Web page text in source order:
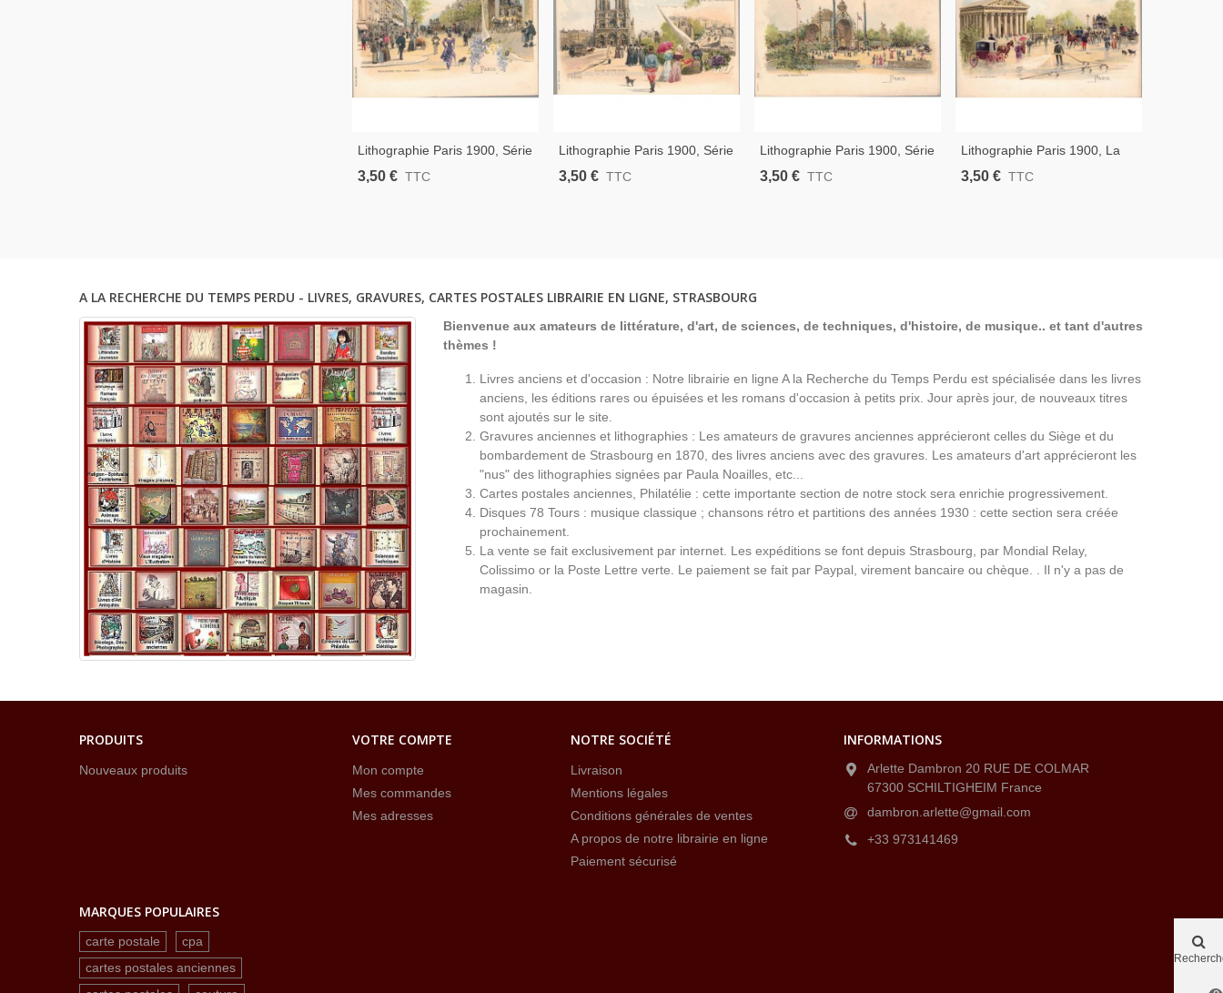
Lithographie Paris 1900, Série
535 N°23, Boulevard Des
3,50 € TTC
Lithographie Paris 1900, Série
535 N°25, Quai De
3,50 € TTC
Lithographie Paris 1900, Série
N°8, Exposition Universelle
3,50 € TTC
Lithographie Paris 1900, La
Madeleine - Place De La
3,50 € TTC
A LA RECHERCHE DU TEMPS PERDU - LIVRES, GRAVURES, CARTES POSTALES LIBRAIRIE EN LIGNE, STRASBOURG
Bienvenue aux amateurs de littérature, d'art, de sciences, de techniques, d'histoire, de musique.. et tant d'autres
thèmes !
Livres anciens et d'occasion : Notre librairie en ligne A la Recherche du Temps Perdu est spécialisée dans les livres
anciens, les éditions rares ou épuisées et les romans d'occasion à petits prix. Jour après jour, de nouveaux titres
sont ajoutés sur le site.
Gravures anciennes et lithographies : Les amateurs de gravures anciennes apprécieront celles du Siège et du
bombardement de Strasbourg en 1870, des livres anciens avec des gravures. Les amateurs d'art apprécieront les
"nus" des lithographies signées par Paula Noailles, etc...
Cartes postales anciennes, Philatélie : cette importante section de notre stock sera enrichie progressivement.
Disques 78 Tours : musique classique ; chansons rétro et partitions des années 1930 : cette section sera créée
prochainement.
La vente se fait exclusivement par internet. Les expéditions se font depuis Strasbourg, par Mondial Relay,
Colissimo or la Poste Lettre verte. Le paiement se fait par Paypal, virement bancaire ou chèque. . Il n'y a pas de
magasin.
PRODUITS
Nouveaux produits
VOTRE COMPTE
Mon compte
Mes commandes
Mes adresses
NOTRE SOCIÉTÉ
Livraison
Mentions légales
Conditions générales de ventes
A propos de notre librairie en ligne
Paiement sécurisé
INFORMATIONS
Arlette Dambron 20 RUE DE COLMAR
67300 SCHILTIGHEIM France
dambron.arlette@gmail.com
+33 973141469
MARQUES POPULAIRES
carte postale
cpa
cartes postales anciennes